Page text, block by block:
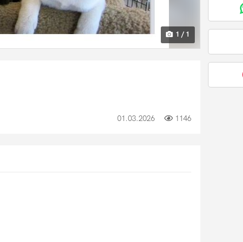
1 / 1
01.03.2026 1146